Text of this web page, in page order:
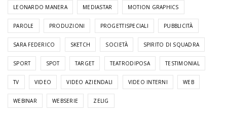
LEONARDO MANERA MEDIASTAR MOTION GRAPHICS
PAROLE PRODUZIONI PROGETTISPECIALI PUBBLICITÀ
SARA FEDERICO SKETCH SOCIETÀ SPIRITO DI SQUADRA
SPORT SPOT TARGET TEATRODIPOSA TESTIMONIAL
TV VIDEO VIDEO AZIENDALI VIDEO INTERNI WEB
WEBINAR WEBSERIE ZELIG